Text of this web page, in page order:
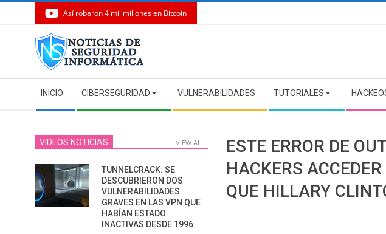
Así robaron 4 mil millones en Bitcoin
Navigation
Menu
INICIO CIBERSEGURIDAD VULNERABILIDADES TUTORIALES
ESTE ERROR DE
HACKERS
QUE HILLARY
VIDEOS NOTICIAS VIEW ALL
TUNNELCRACK: SE
DESCUBRIERON DOS
VULNERABILIDADES
GRAVES EN LAS VPN QUE
HABÍAN ESTADO
INACTIVAS DESDE 1996